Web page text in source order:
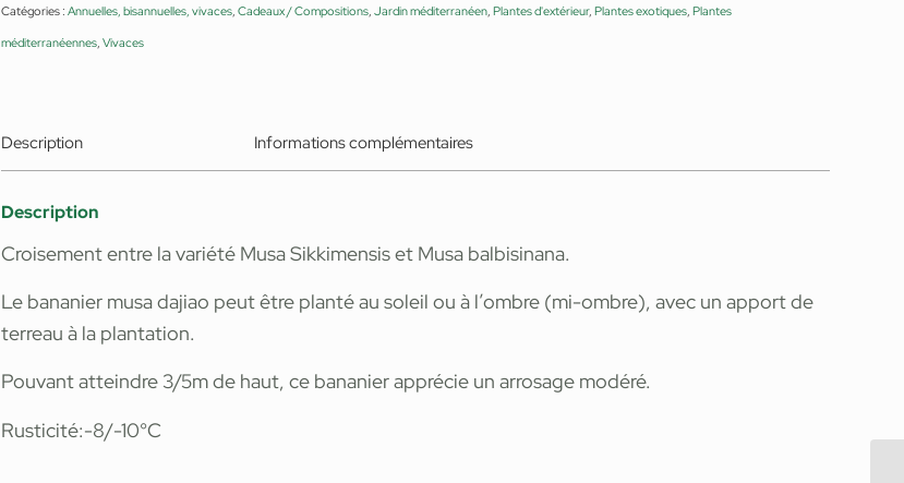
Catégories :Annuelles, bisannuelles, vivaces ,Cadeaux / Compositions ,Jardin méditerranéen ,Plantes d'extérieur,Plantes exotiques ,Plantes
méditerranéennes ,Vivaces
Description Informations complémentaires
Description
Croisement entre la variété Musa Sikkimensis et Musa balbisinana.
Le bananier musa dajiao peut être planté au soleil ou à l’ombre (mi-ombre), avec un apport de
terreau à la plantation.
Pouvant atteindre 3/5m de haut, ce bananier apprécie un arrosage modéré.
Rusticité:-8/-10°C